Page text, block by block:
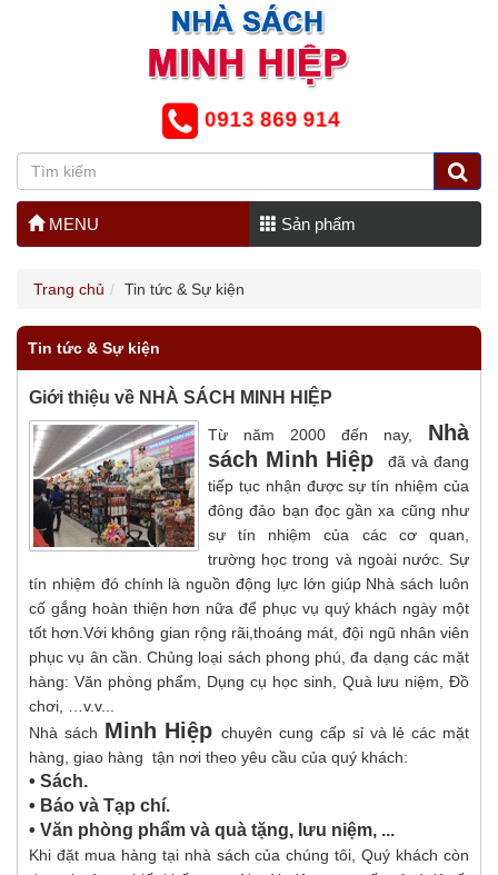
0913 869 914
MENU Sản phẩm
Trang chủ Tin tức & Sự kiện
Tin tức & Sự kiện
Giới thiệu về NHÀ SÁCH MINH HIỆP
Từ năm 2000 đến nay, Nhà
sách Minh Hiệp
đã và đang
tiếp tục nhận được sự tín nhiệm của
đông đảo bạn đọc gần xa cũng như
sự tín nhiệm của các cơ quan,
trường học trong và ngoài nước. Sự
tín nhiệm đó chính là nguồn động lực lớn giúp Nhà sách luôn
cố gắng hoàn thiện hơn nữa để phục vụ quý khách ngày một
tốt hơn.Với không gian rộng rãi,thoáng mát, đội ngũ nhân viên
phục vụ ân cần. Chủng loại sách phong phú, đa dạng các mặt
hàng: Văn phòng phẩm, Dụng cụ học sinh, Quà lưu niệm, Đồ
chơi, …v.v...
Nhà sách Minh Hiệpchuyên cung cấp sỉ và lẻ các mặt
hàng, giao hàng tận nơi theo yêu cầu của quý khách:
• Sách.
• Báo và Tạp chí.
• Văn phòng phẩm và quà tặng, lưu niệm, ...
Khi đặt mua hàng tại nhà sách của chúng tôi, Quý khách còn